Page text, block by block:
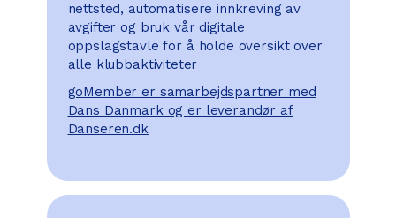
nettsted, automatisere innkreving av
avgifter og bruk vår digitale
oppslagstavle for å holde oversikt over
alle klubbaktiviteter
goMember er samarbejdspartner med
Dans Danmark og er leverandør af
Danseren.dk